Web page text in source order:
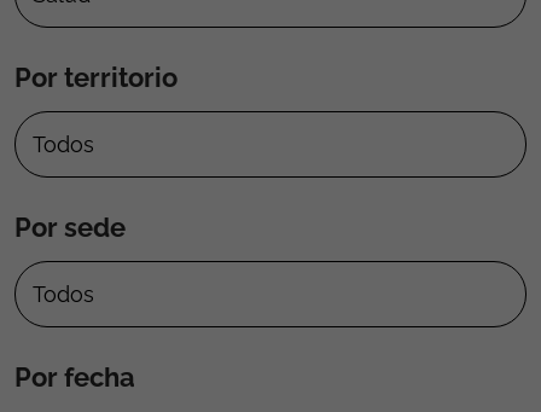
Por territorio
Por sede
Por fecha